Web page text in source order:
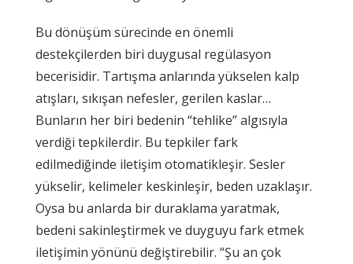
Bu dönüşüm sürecinde en önemli
destekçilerden biri duygusal regülasyon
becerisidir. Tartışma anlarında yükselen kalp
atışları, sıkışan nefesler, gerilen kaslar…
Bunların her biri bedenin “tehlike” algısıyla
verdiği tepkilerdir. Bu tepkiler fark
edilmediğinde iletişim otomatikleşir. Sesler
yükselir, kelimeler keskinleşir, beden uzaklaşır.
Oysa bu anlarda bir duraklama yaratmak,
bedeni sakinleştirmek ve duyguyu fark etmek
iletişimin yönünü değiştirebilir. “Şu an çok